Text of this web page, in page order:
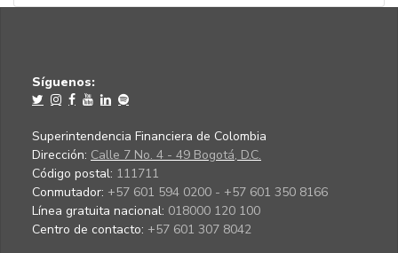
Síguenos:
Superintendencia Financiera de Colombia
Dirección: Calle 7 No. 4 - 49 Bogotá, D.C.
Código postal: 111711
Conmutador: +57 601 594 0200 - +57 601 350 8166
Línea gratuita nacional: 018000 120 100
Centro de contacto: +57 601 307 8042